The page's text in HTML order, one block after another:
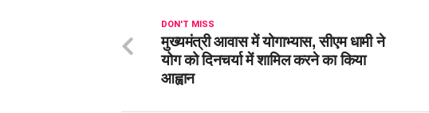
DON'T MISS
मुख्यमंत्री आवास में योगाभ्यास, सीएम धामी ने
योग को दिनचर्या में शामिल करने का किया
आह्वान